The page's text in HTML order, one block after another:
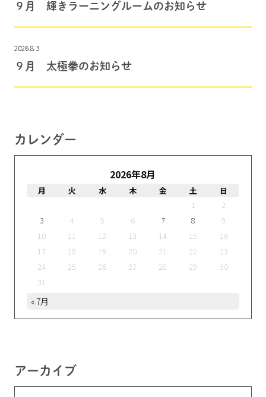
９月 輝きラーニングルームのお知らせ
2026.8.3
９月 太極拳のお知らせ
カレンダー
2026年8月
月 火 水 木 金 土
日
1
2
3
4 5 6 7 8
9
10
11 12 13 14 15
16
17
18 19 20 21 22
23
24
25 26 27 28 29
30
31
« 7月
アーカイブ